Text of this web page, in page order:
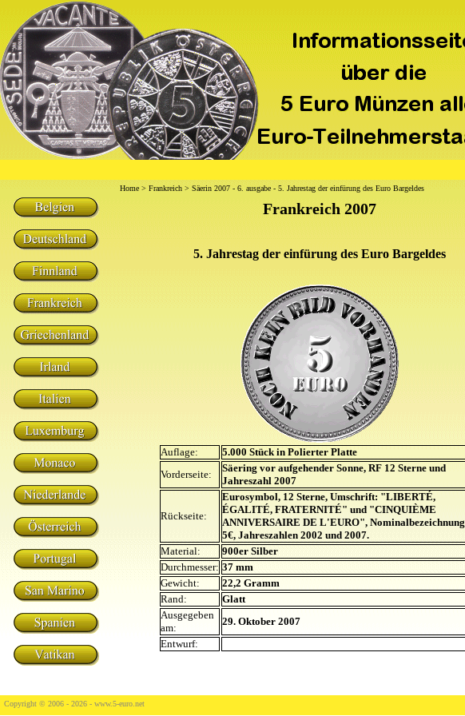
Home > Frankreich > Säerin 2007 - 6. ausgabe - 5. Jahrestag der einfürung des Euro Bargeldes
Frankreich 2007
5. Jahrestag der einfürung des Euro Bargeldes
Auflage:
5.000 Stück in Polierter Platte
Vorderseite:
Säering vor aufgehender Sonne, RF 12 Sterne und
Jahreszahl 2007
Rückseite:
Eurosymbol, 12 Sterne, Umschrift: "LIBERTÉ,
ÉGALITÉ, FRATERNITÉ" und "CINQUIÈME
ANNIVERSAIRE DE L'EURO", Nominalbezeichnung
5€, Jahreszahlen 2002 und 2007.
Material:
900er Silber
Durchmesser: 37 mm
Gewicht:
22,2 Gramm
Rand:
Glatt
Ausgegeben
am:
29. Oktober 2007
Entwurf:
Copyright © 2006 - 2026 - www.5-euro.net